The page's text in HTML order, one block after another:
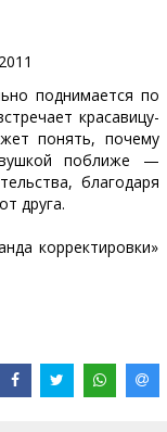
поднимается по
красавицу-
понять, почему
поближе —
благодаря
друга.
корректировки»